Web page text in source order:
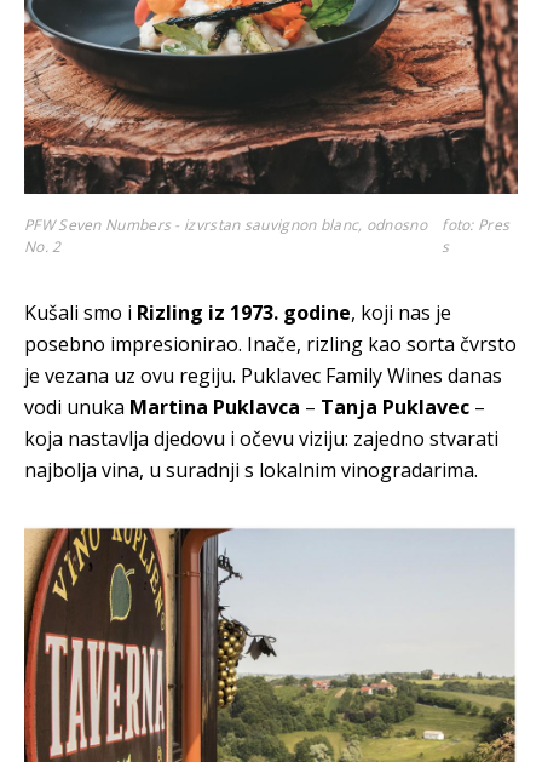
PFW Seven Numbers - izvrstan sauvignon blanc, odnosno
No. 2
foto: Pres
s
Kušali smo i Rizling iz 1973. godine, koji nas je
posebno impresionirao. Inače, rizling kao sorta čvrsto
je vezana uz ovu regiju. Puklavec Family Wines danas
vodi unuka Martina Puklavca – Tanja Puklavec –
koja nastavlja djedovu i očevu viziju: zajedno stvarati
najbolja vina, u suradnji s lokalnim vinogradarima.